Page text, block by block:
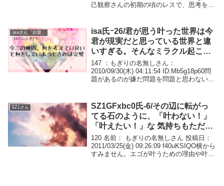
己観察さんの初期の頃のレスで、思考を観
た。レスしてくれた...
.isaさん「自愛」
isa氏ｰ26/君が思う叶った世界は今
君が現実だと思っている世界と違
いすぎる。そんなミラクル起こり
得ないと思っている。でも君が望
む世界はある。断言できる。
147 ：もぎりの名無しさん：
2010/09/30(木) 04:11:54 ID:Mb5g18p60問
題があるのが嫌だ問題を問題と思わないよ
の我侭だけど、チケット的...
SZ1さん
SZ1GFxbc0氏-6/その辺に転がっ
てる石のように、「叶わない！」
「叶えたい！」な 気持ちもただ存
在してる
120 名前： もぎりの名無しさん 投稿日：
2011/03/25(金) 09:26:09 f40uKSIQO横から
すみません。エゴが叶うための理由や叶わ